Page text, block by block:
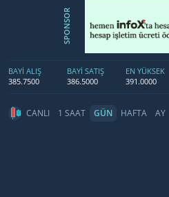
SPONSOR
BAYİ ALIŞ
385.7500
BAYİ SATIŞ
386.5000
EN YÜKSEK
391.0000
CANLI 1 SAAT GÜN HAFTA AY